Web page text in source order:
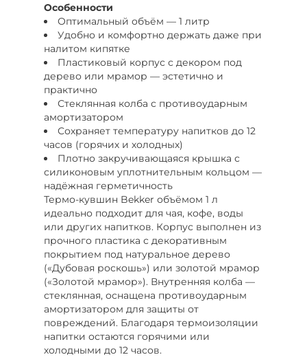
Особенности
Оптимальный объём — 1 литр
Удобно и комфортно держать даже при
налитом кипятке
Пластиковый корпус с декором под
дерево или мрамор — эстетично и
практично
Стеклянная колба с противоударным
амортизатором
Сохраняет температуру напитков до 12
часов (горячих и холодных)
Плотно закручивающаяся крышка с
силиконовым уплотнительным кольцом —
надёжная герметичность
Термо-кувшин Bekker объёмом 1 л
идеально подходит для чая, кофе, воды
или других напитков. Корпус выполнен из
прочного пластика с декоративным
покрытием под натуральное дерево
(«Дубовая роскошь») или золотой мрамор
(«Золотой мрамор»). Внутренняя колба —
стеклянная, оснащена противоударным
амортизатором для защиты от
повреждений. Благодаря термоизоляции
напитки остаются горячими или
холодными до 12 часов.